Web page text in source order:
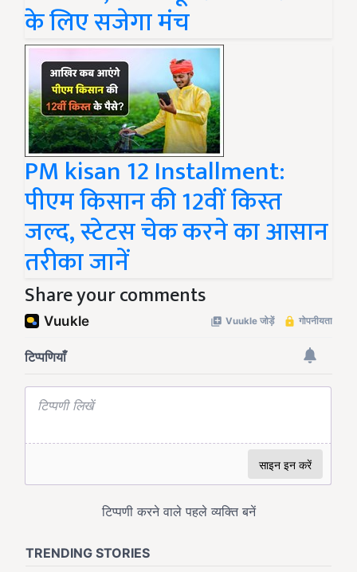
के लिए सजेगा मंच
PM kisan 12 Installment:
पीएम किसान की 12वीं किस्त
जल्द, स्टेटस चेक करने का आसान
तरीका जानें
Share your comments